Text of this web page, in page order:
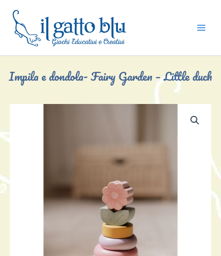
contenuto
Impila e dondola- Fairy Garden – Little duch